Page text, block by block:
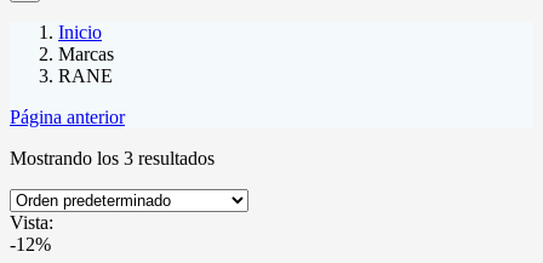
Inicio
Marcas
RANE
Página anterior
Mostrando los 3 resultados
Vista:
-12%